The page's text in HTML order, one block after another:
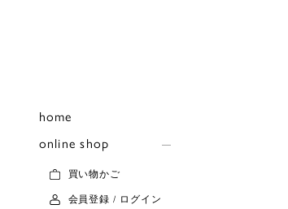
home
online shop
買い物かご
会員登録 / ログイン